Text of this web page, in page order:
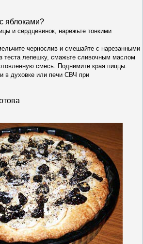
яблоками?
и сердцевинок, нарежьте тонкими
чернослив и смешайте с нарезанными
лепешку, смажьте сливочным маслом
товленную смесь. Поднимите края пиццы.
в духовке или печи СВЧ при